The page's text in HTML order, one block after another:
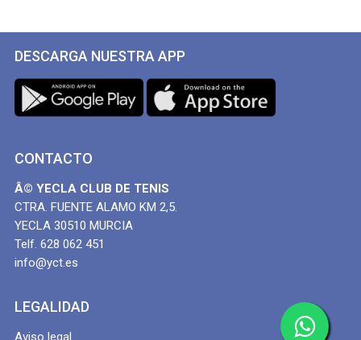
DESCARGA NUESTRA APP
CONTACTO
Â© YECLA CLUB DE TENIS
CTRA. FUENTE ALAMO KM 2,5.
YECLA 30510 MURCIA
Telf. 628 062 451
info@yct.es
LEGALIDAD
Aviso legal